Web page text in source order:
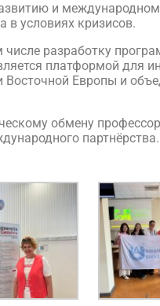
и
в условиях кризисов.
разработку
платформой для
Европы и
обмену
партнёрства.